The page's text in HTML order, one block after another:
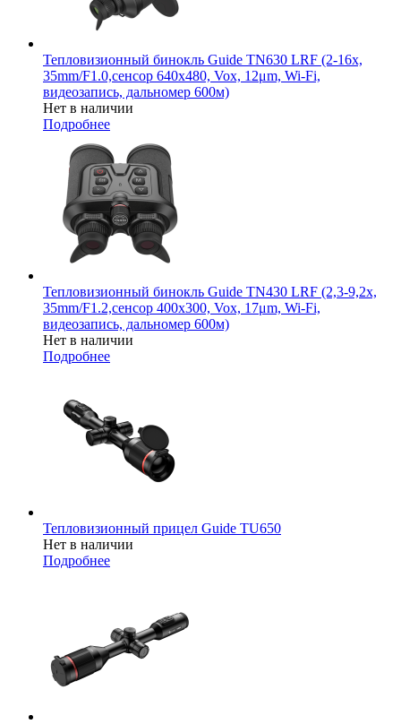
Тепловизионный бинокль Guide TN630 LRF (2-16x,
35mm/F1.0,сенсор 640х480, Vox, 12μm, Wi-Fi,
видеозапись, дальномер 600м)
Нет в наличии
Подробнее
Тепловизионный бинокль Guide TN430 LRF (2,3-9,2x,
35mm/F1.2,сенсор 400х300, Vox, 17μm, Wi-Fi,
видеозапись, дальномер 600м)
Нет в наличии
Подробнее
Тепловизионный прицел Guide TU650
Нет в наличии
Подробнее